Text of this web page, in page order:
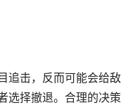
追击，反而可能会给
选择撤退。合理的决